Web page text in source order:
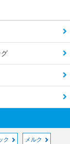
ク メルク